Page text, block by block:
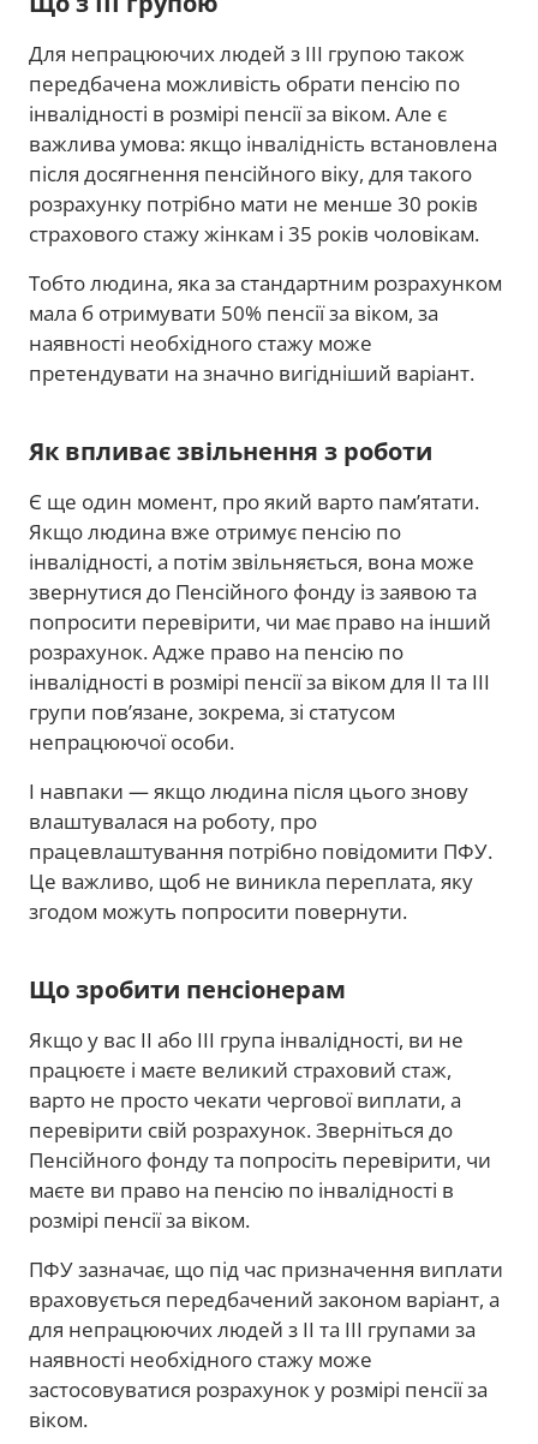
Для непрацюючих людей з III групою також
передбачена можливість обрати пенсію по
інвалідності в розмірі пенсії за віком. Але є
важлива умова: якщо інвалідність встановлена
після досягнення пенсійного віку, для такого
розрахунку потрібно мати не менше 30 років
страхового стажу жінкам і 35 років чоловікам.
Тобто людина, яка за стандартним розрахунком
мала б отримувати 50% пенсії за віком, за
наявності необхідного стажу може
претендувати на значно вигідніший варіант.
Як впливає звільнення з роботи
Є ще один момент, про який варто пам’ятати.
Якщо людина вже отримує пенсію по
інвалідності, а потім звільняється, вона може
звернутися до Пенсійного фонду із заявою та
попросити перевірити, чи має право на інший
розрахунок. Адже право на пенсію по
інвалідності в розмірі пенсії за віком для II та III
групи пов’язане, зокрема, зі статусом
непрацюючої особи.
І навпаки — якщо людина після цього знову
влаштувалася на роботу, про
працевлаштування потрібно повідомити ПФУ.
Це важливо, щоб не виникла переплата, яку
згодом можуть попросити повернути.
Що зробити пенсіонерам
Якщо у вас II або III група інвалідності, ви не
працюєте і маєте великий страховий стаж,
варто не просто чекати чергової виплати, а
перевірити свій розрахунок. Зверніться до
Пенсійного фонду та попросіть перевірити, чи
маєте ви право на пенсію по інвалідності в
розмірі пенсії за віком.
ПФУ зазначає, що під час призначення виплати
враховується передбачений законом варіант, а
для непрацюючих людей з II та III групами за
наявності необхідного стажу може
застосовуватися розрахунок у розмірі пенсії за
віком.